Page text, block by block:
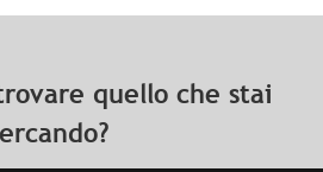
quello che stai